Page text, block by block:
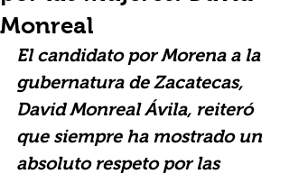
Monreal
El candidato por Morena a la
gubernatura de Zacatecas,
David Monreal Ávila, reiteró
que siempre ha mostrado un
absoluto respeto por las